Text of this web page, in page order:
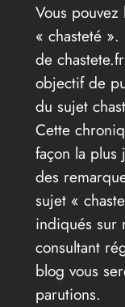
Vous
« chasteté
de
objectif de
du sujet
Cette
façon la plus
des
sujet «
indiqués sur
consultant
blog vous
parutions.